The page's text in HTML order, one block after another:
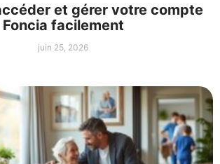
et gérer votre compte
Foncia facilement
juin 25, 2026